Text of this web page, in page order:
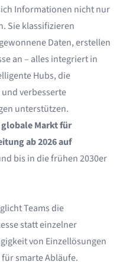
Informationen nicht nur
Sie klassifizieren
Daten, erstellen
an – alles integriert in
Hubs, die
verbesserte
unterstützen.
Markt für
ab 2026 auf
bis in die frühen 2030er
Teams die
statt einzelner
von Einzellösungen
smarte Abläufe.